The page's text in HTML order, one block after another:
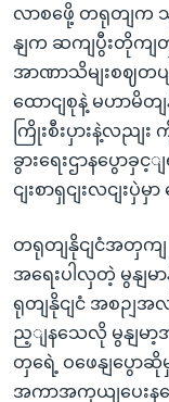
လာစဖေို့ တရုတျက
နျက ဆကျပွီးတိုကျတှန
အာဏာသိမျးစဈတပ
ထောငျစုနဲ့ မဟာမိတ
ကြိုးစီးပှားနဲ့လညျ
ခွားရေးဌာနပွောခှ
ငျးစာရှငျးလငျးပှဲ
တရုတျနိုငျငံအတှကျ
အရေးပါလှတဲ့ မွနျမ
ရုတျနိုငျငံ အစဉျ
ည့ျနသေလို မွနျမာ့အ
တှရေဲ့ ဝဖေနျပွောဆို
အကာအကှယျပေးနတ